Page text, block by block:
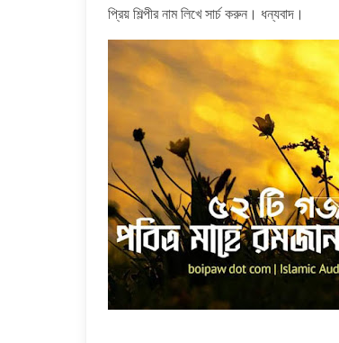
প্রিয় শিল্পীর নাম লিখে সার্চ করুন। ধন্যবাদ।